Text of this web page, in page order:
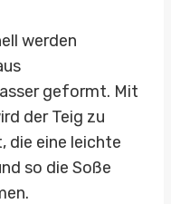
werden
geformt. Mit
der Teig zu
die eine leichte
so die Soße